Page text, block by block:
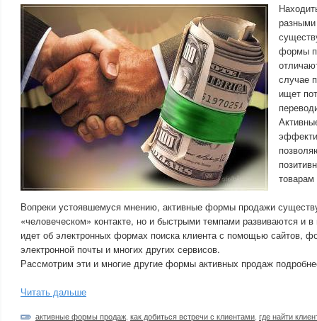
формы
случае
ищет
Вопреки устоявшемуся мнению, активные формы продажи
«человеческом» контакте, но и быстрыми темпами развиваются и
идет об электронных формах поиска клиента с помощью сайтов,
электронной почты и многих других сервисов.
Рассмотрим эти и многие другие формы активных продаж
Читать дальше
активные формы продаж как добиться встречи с клиентами где найти